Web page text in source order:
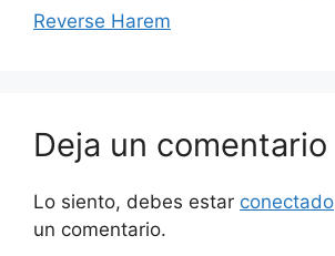
Reverse Harem
Deja un comentario
Lo siento, debes estar conectado
un comentario.